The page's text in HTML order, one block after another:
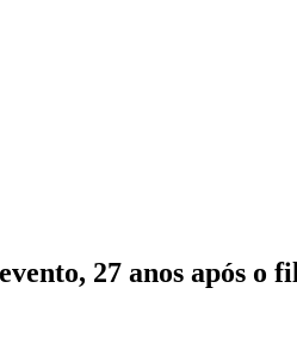
27 anos após o